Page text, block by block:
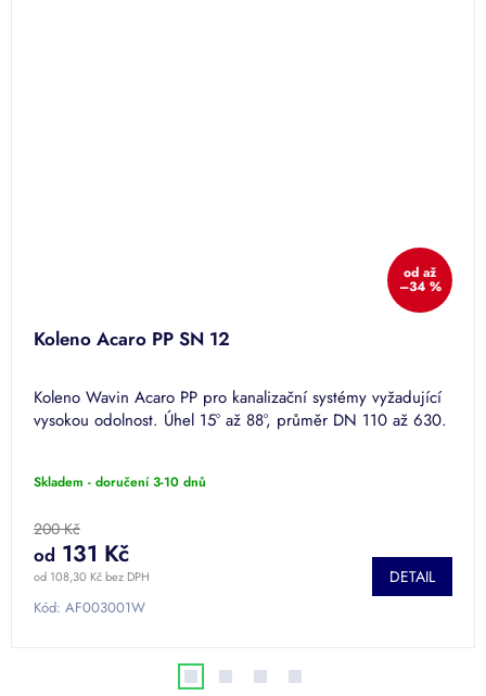
od až
–34 %
Koleno Acaro PP SN 12
Koleno Wavin Acaro PP pro kanalizační systémy vyžadující
vysokou odolnost. Úhel 15° až 88°, průměr DN 110 až 630.
Skladem - doručení 3-10 dnů
200 Kč
od 108,30 Kč bez DPH
od 131 Kč
DETAIL
Kód: AF003001W